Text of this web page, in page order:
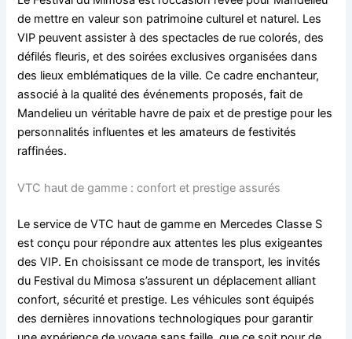
de mettre en valeur son patrimoine culturel et naturel. Les
VIP peuvent assister à des spectacles de rue colorés, des
défilés fleuris, et des soirées exclusives organisées dans
des lieux emblématiques de la ville. Ce cadre enchanteur,
associé à la qualité des événements proposés, fait de
Mandelieu un véritable havre de paix et de prestige pour les
personnalités influentes et les amateurs de festivités
raffinées.
VTC haut de gamme : confort et prestige assurés
Le service de VTC haut de gamme en Mercedes Classe S
est conçu pour répondre aux attentes les plus exigeantes
des VIP. En choisissant ce mode de transport, les invités
du Festival du Mimosa s’assurent un déplacement alliant
confort, sécurité et prestige. Les véhicules sont équipés
des dernières innovations technologiques pour garantir